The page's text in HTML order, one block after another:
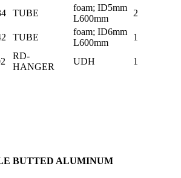
TUBE
foam; ID5mm
L600mm
2
TUBE
foam; ID6mm
L600mm
1
RD-
HANGER
UDH
1
BUTTED ALUMINUM